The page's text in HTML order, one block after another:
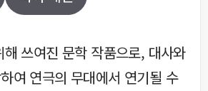
쓰여진 문학 작품으로, 대사와
여 연극의 무대에서 연기될 수